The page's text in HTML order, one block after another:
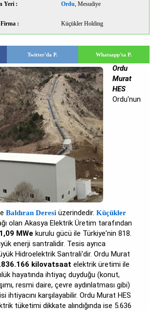
Yeri : Ordu, Mesudiye
: Küçükler Holding
Twitter'da P. Whatsapp'ta P.
Ordu
Murat
HES
Ordu'nun
Baldıran Deresi üzerindedir.Küçükler
olan Akasya Elektrik Üretim tarafından
MWe kurulu gücü ile Türkiye'nin 818.
enerji santralidir. Tesis ayrıca
Hidroelektrik Santrali'dir. Ordu Murat
kilovatsaat elektrik üretimi ile
hayatında ihtiyaç duyduğu (konut,
resmi daire, çevre aydınlatması gibi)
ihtiyacını karşılayabilir. Ordu Murat HES
tüketimi dikkate alındığında ise 5.636